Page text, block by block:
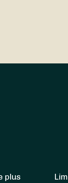
ce n’est pas
plus